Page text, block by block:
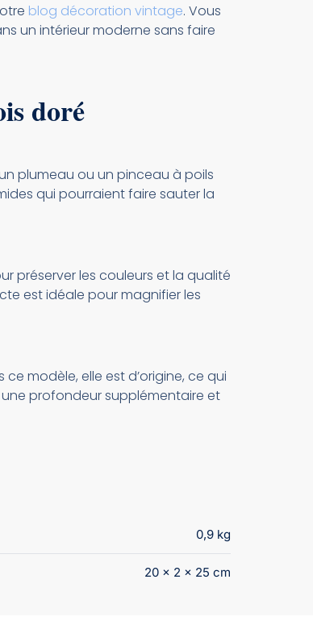
blog décoration vintage. Vous
un intérieur moderne sans faire
doré
plumeau ou un pinceau à poils
qui pourraient faire sauter la
préserver les couleurs et la qualité
est idéale pour magnifier les
ce modèle, elle est d’origine, ce qui
profondeur supplémentaire et
0,9 kg
20 × 2 × 25 cm